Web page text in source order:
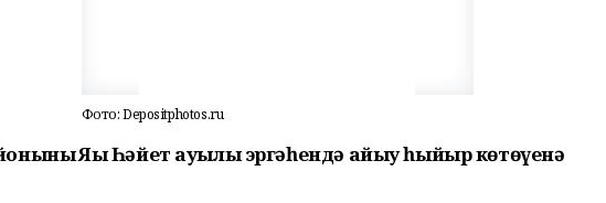
Фото: Depositphotos.ru
Яңы Һәйет ауылы эргәһендә айыу һыйыр көтөүенә